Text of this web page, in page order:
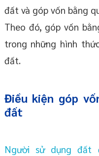
đất và góp vốn bằng
Theo đó, góp vốn
trong những hình
đất.
Điều kiện góp
đất
Người sử dụng đất